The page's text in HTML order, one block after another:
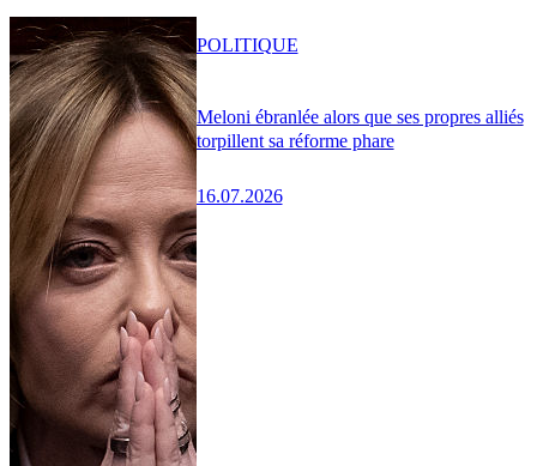
Meloni ébranlée alors que ses propres alliés
torpillent sa réforme phare
16.07.2026
POLITIQUE